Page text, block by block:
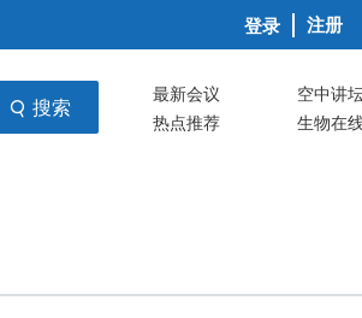
登录 注册
搜索 最新会议
空中讲
热点推荐
生物在